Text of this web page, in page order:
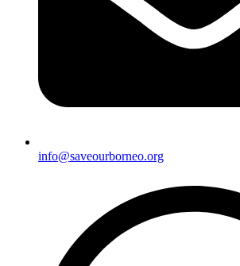
info@saveourborneo.org